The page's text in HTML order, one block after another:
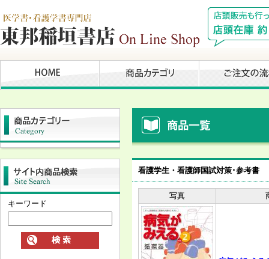
キーワード
看護学生・看護師国試対策･参考書
写真